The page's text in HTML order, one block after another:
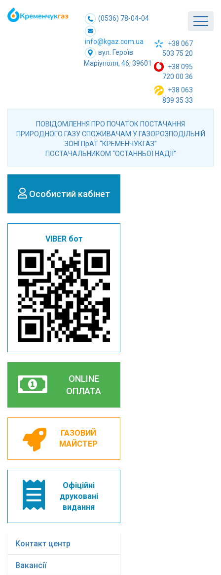
(0536) 78-04-04
info@kgaz.com.ua
вул. Героїв
Маріуполя, 46, 39601
+38 067
503 75 20
+38 095
720 00 36
+38 063
839 35 33
ПОВІДОМЛЕННЯ ПРО ПОЧАТОК ПОСТАЧАННЯ
ПРИРОДНОГО ГАЗУ СПОЖИВАЧАМ У ГАЗОРОЗПОДІЛЬНІЙ
ЗОНІ ПрАТ “КРЕМЕНЧУКГАЗ”
ПОСТАЧАЛЬНИКОМ “ОСТАННЬОЇ НАДІЇ”
Особистий кабінет
VIBER бот
ONLINE
ОПЛАТА
ГАЗОВИЙ
МАЙСТЕР
Офіційні
друковані
видання
Контакт центр
Вакансії